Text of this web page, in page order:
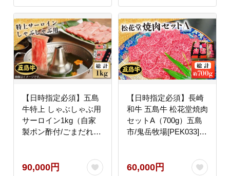
島列島 サーロインステ
ーキ ヒレステーキ 豪華
ご褒美
【日時指定必須】五島
牛特上 しゃぶしゃぶ用
サーロイン1kg（自家
製ポン酢付/ごまだれ
ブランド牛 セット
90,000円
【日時指定必須】長崎
和牛 五島牛 松花堂焼肉
セットA（700g）五島
市/鬼岳牧場[PEK033]
60,000円